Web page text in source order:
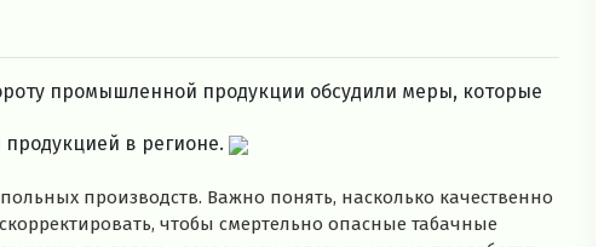
промышленной продукции обсудили меры, которые
в регионе.
производств. Важно понять, насколько качественно
чтобы смертельно опасные табачные